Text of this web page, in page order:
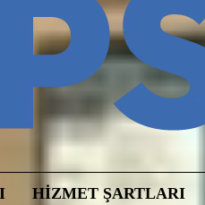
HIZMET ŞARTLARI